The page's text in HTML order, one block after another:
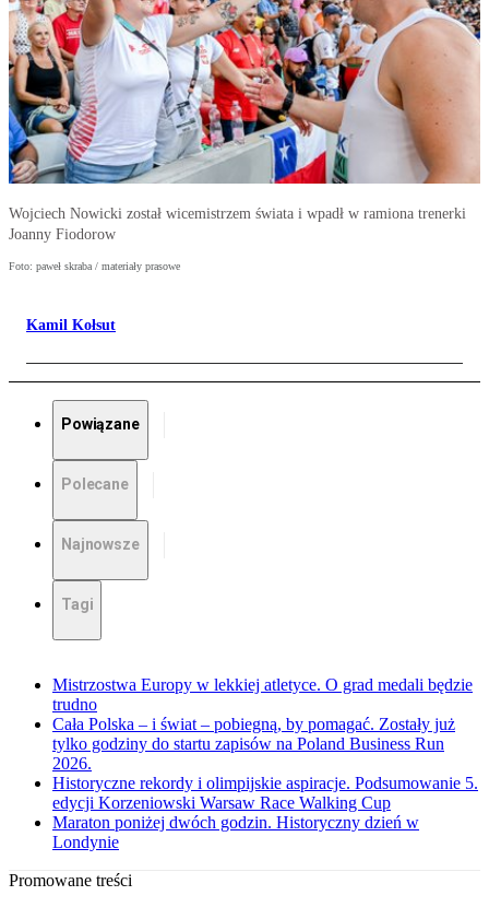
Wojciech Nowicki został wicemistrzem świata i wpadł w ramiona trenerki
Joanny Fiodorow
Foto: paweł skraba / materiały prasowe
Kamil Kołsut
Powiązane
Polecane
Najnowsze
Tagi
Mistrzostwa Europy w lekkiej atletyce. O grad medali będzie
trudno
Cała Polska – i świat – pobiegną, by pomagać. Zostały już
tylko godziny do startu zapisów na Poland Business Run
2026.
Historyczne rekordy i olimpijskie aspiracje. Podsumowanie 5.
edycji Korzeniowski Warsaw Race Walking Cup
Maraton poniżej dwóch godzin. Historyczny dzień w
Londynie
Promowane treści